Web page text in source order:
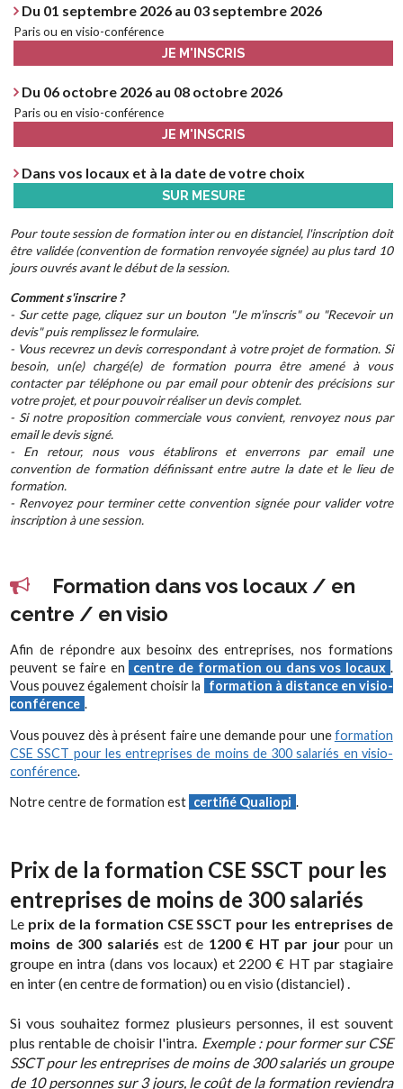
Du 01 septembre 2026 au 03 septembre 2026
Paris ou en visio-conférence
JE M'INSCRIS
Du 06 octobre 2026 au 08 octobre 2026
Paris ou en visio-conférence
JE M'INSCRIS
Dans vos locaux et à la date de votre choix
SUR MESURE
Pour toute session de formation inter ou en distanciel, l'inscription doit
être validée (convention de formation renvoyée signée) au plus tard 10
jours ouvrés avant le début de la session.
Comment s'inscrire ?
- Sur cette page, cliquez sur un bouton "Je m'inscris" ou "Recevoir un
devis" puis remplissez le formulaire.
- Vous recevrez un devis correspondant à votre projet de formation. Si
besoin, un(e) chargé(e) de formation pourra être amené à vous
contacter par téléphone ou par email pour obtenir des précisions sur
votre projet, et pour pouvoir réaliser un devis complet.
- Si notre proposition commerciale vous convient, renvoyez nous par
email le devis signé.
- En retour, nous vous établirons et enverrons par email une
convention de formation définissant entre autre la date et le lieu de
formation.
- Renvoyez pour terminer cette convention signée pour valider votre
inscription à une session.
Formation dans vos locaux / en
centre / en visio
Afin de répondre aux besoinx des entreprises, nos formations
peuvent se faire en
centre de formation ou dans vos locaux .
Vous pouvez également choisir la
formation à distance en visio-
conférence .
Vous pouvez dès à présent faire une demande pour uneformation
CSE SSCT pour les entreprises de moins de 300 salariés en visio-
conférence.
Notre centre de formation est certifié Qualiopi .
Prix de la formation CSE SSCT pour les
entreprises de moins de 300 salariés
Le prix de la formation CSE SSCT pour les entreprises de
moins de 300 salariés est de 1200 € HT par jourpour un
groupe en intra (dans vos locaux) et 2200 € HT par stagiaire
en inter (en centre de formation) ou en visio (distanciel) .
Si vous souhaitez formez plusieurs personnes, il est souvent
plus rentable de choisir l'intra. Exemple : pour former sur CSE
SSCT pour les entreprises de moins de 300 salariés un groupe
de 10 personnes sur 3 jours, le coût de la formation reviendra